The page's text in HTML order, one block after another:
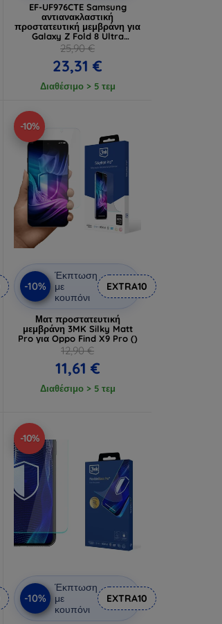
EF-UF976CTE Samsung
αντιανακλαστική
προστατευτική μεμβράνη για
Galaxy Z Fold 8 Ultra
(57983131105)
25,90 €
23,31 €
Διαθέσιμο > 5 τεμ
-10%
-10%
Έκπτωση
με
κουπόνι
EXTRA10
Ματ προστατευτική
μεμβράνη 3MK Silky Matt
Pro για Oppo Find X9 Pro ()
12,90 €
11,61 €
Διαθέσιμο > 5 τεμ
-10%
-10%
Έκπτωση
με
κουπόνι
EXTRA10